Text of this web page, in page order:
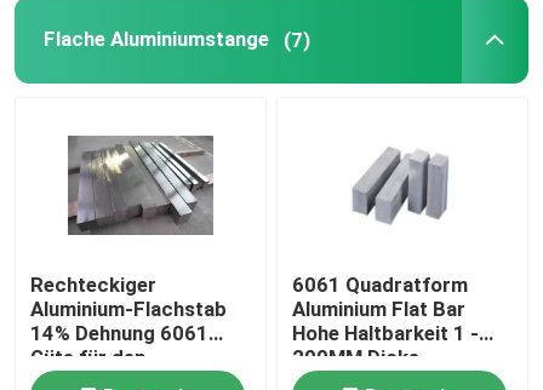
Flache Aluminiumstange (7)
Rechteckiger
Aluminium-Flachstab
14% Dehnung 6061
Güte für den
Flugzeugbau
6061 Quadratform
Aluminium Flat Bar
Hohe Haltbarkeit 1 -
200MM Dicke